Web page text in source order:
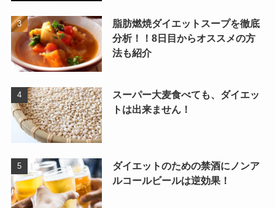
脂肪燃焼ダイエットスープを徹底
分析！！8日目からオススメの方
法も紹介
スーパー大麦食べても、ダイエッ
トは出来ません！
ダイエットのための禁酒にノンア
ルコールビールは逆効果！